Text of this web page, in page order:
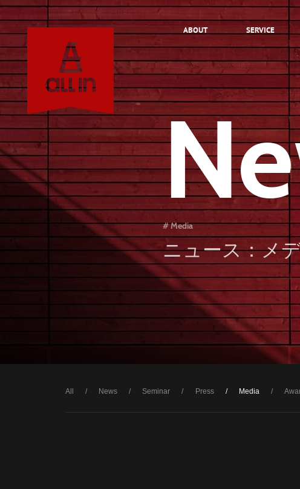
About
Service
Works
Company
Introduction
ABOUT SERVICE
# Media
ニュース：メ
All News Seminar Press Media